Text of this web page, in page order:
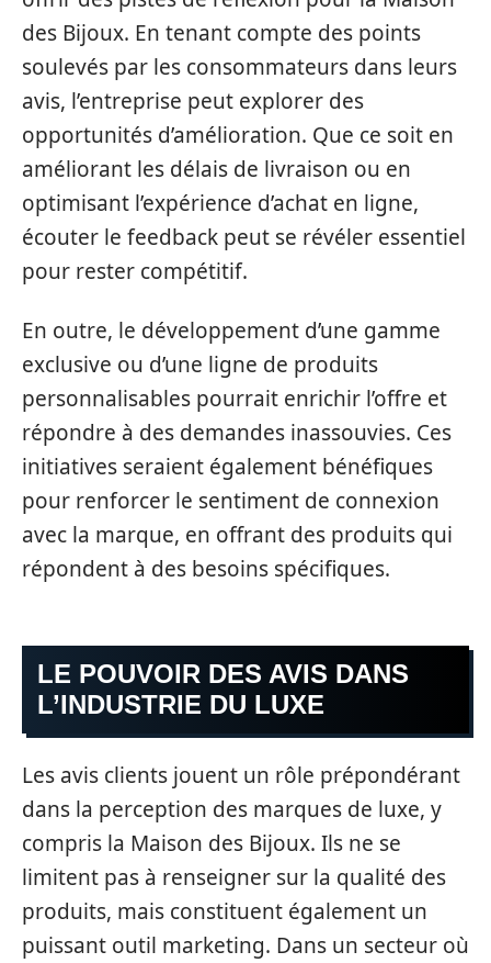
des Bijoux. En tenant compte des points
soulevés par les consommateurs dans leurs
avis, l’entreprise peut explorer des
opportunités d’amélioration. Que ce soit en
améliorant les délais de livraison ou en
optimisant l’expérience d’achat en ligne,
écouter le feedback peut se révéler essentiel
pour rester compétitif.
En outre, le développement d’une gamme
exclusive ou d’une ligne de produits
personnalisables pourrait enrichir l’offre et
répondre à des demandes inassouvies. Ces
initiatives seraient également bénéfiques
pour renforcer le sentiment de connexion
avec la marque, en offrant des produits qui
répondent à des besoins spécifiques.
LE POUVOIR DES AVIS DANS
L’INDUSTRIE DU LUXE
Les avis clients jouent un rôle prépondérant
dans la perception des marques de luxe, y
compris la Maison des Bijoux. Ils ne se
limitent pas à renseigner sur la qualité des
produits, mais constituent également un
puissant outil marketing. Dans un secteur où